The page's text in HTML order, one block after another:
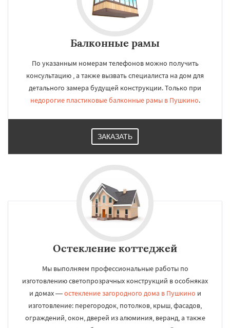
Балконные рамы
По указанным номерам телефонов можно получить
консультацию , а также вызвать специалиста на дом для
детального замера будущей конструкции. Только при
недорогие пластиковые балконные рамы в Пушкино.
ЗАКАЗАТЬ
Остекление коттеджей
Мы выполняем профессиональные работы по
изготовлению светопрозрачных конструкций в особняках
и домах —остекление загородного дома в Пушкино и
изготовление: перегородок, потолков, крыш, фасадов,
ограждений, окон, дверей из алюминия, веранд, а также